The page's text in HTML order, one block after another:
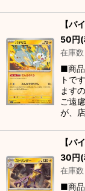
【バ
50円
在庫
■商品
トで
ます
ご遠
が、
【バ
30円
在庫
■商品